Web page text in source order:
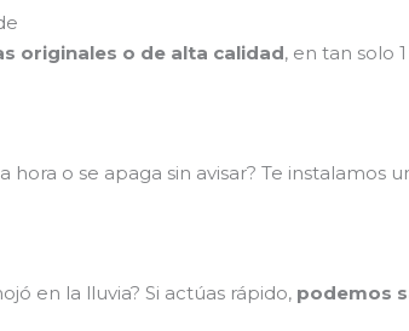
originales o de alta calidad, en tan solo
o se apaga sin avisar? Te instalamos
en la lluvia? Si actúas rápido, podemos